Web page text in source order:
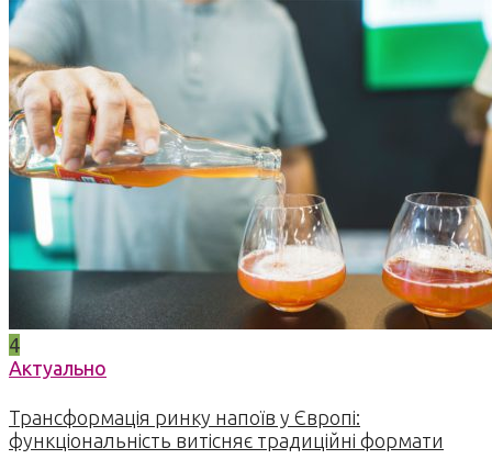
4
Актуально
Трансформація ринку напоїв у Європі:
функціональність витісняє традиційні формати